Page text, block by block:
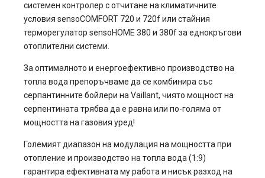
системен контролер с отчитане на климатичните
условия sensoCOMFORT 720 и 720f или стайния
терморегулатор sensoHOME 380 и 380f за еднокръгови
отоплителни системи.
За оптималното и енергоефективно производство на
топла вода препоръчваме да се комбинира със
серпантинните бойлери на Vaillant, чиято мощност на
серпентината трябва да е равна или по-голяма от
мощността на газовия уред!
Големият диапазон на модулация на мощността при
отопление и производство на топла вода (1:9)
гарантира ефективната му работа и нисък разход на